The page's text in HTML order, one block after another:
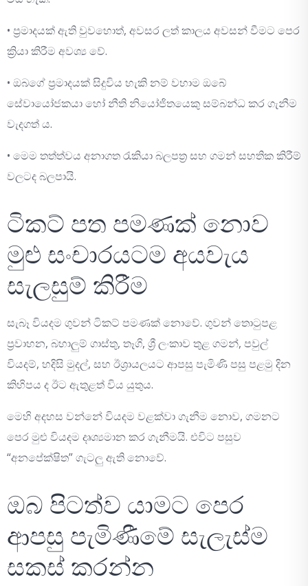
• ප්‍රමාදයක් ඇති වුවහොත්, අවසර ලත් කාලය අවසන් වීමට පෙර
ක්‍රියා කිරීම අවශ්‍ය වේ.
• ඔබගේ ‍ප්‍රමාදයක් සිදුවිය හැකි නම් වහාම ඔබේ
සේවායෝජකයා හෝ නීති නියෝජිතයෙකු සම්බන්ධ කර ගැනීම
වැදගත්‍ ය.
• මෙම තත්ත්වය අනාගත රැකියා බලපත්‍ර සහ ගමන් සහතික කිරීම්
වලටද බලපායි.
ටිකට් පත පමණක් නොව
මුළු සංචාරයටම අයවැය
සැලසුම් කිරීම
සැබෑ වියදම ගුවන් ටිකට් පමණක් නොවේ. ගුවන් තොටුපළ
ප්‍රවාහන, බහාලුම් ගාස්තු, තෑගි, ශ්‍රී ලංකාව තුළ ගමන්, පවුල්
වියදම්, හදිසි මුදල්, සහ ඊශ්‍රායලයට ආපසු පැමිණි පසු පළමු දින
කිහිපය ද ඊට ඇතුළත් විය යුතුය.
මෙහි අදහස වන්නේ වියදම වළක්වා ගැනීම නොව, ගමනට
පෙර මුළු වියදම දෘශ්‍යමාන කර ගැනීමයි. එවිට පසුව
“අනපේක්ෂිත” ගැටලු ඇති නොවේ.
ඔබ පිටත්ව යාමට පෙර
ආපසු පැමිණීමේ සැලැස්ම
සකස් කරන්න